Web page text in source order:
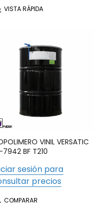
VISTA RÁPIDA
VINIL VERSATIC
BF T210
sesión para
precios
COMPARAR